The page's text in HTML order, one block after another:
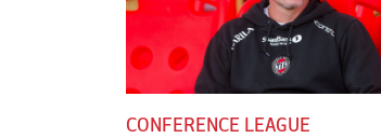
CONFERENCE LEAGUE